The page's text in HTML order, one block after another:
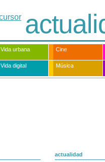
Vida urbana Cine
Vida digital Música
actualidad